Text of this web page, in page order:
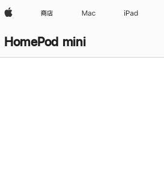
Apple 商店 Mac iPad
HomePod mini